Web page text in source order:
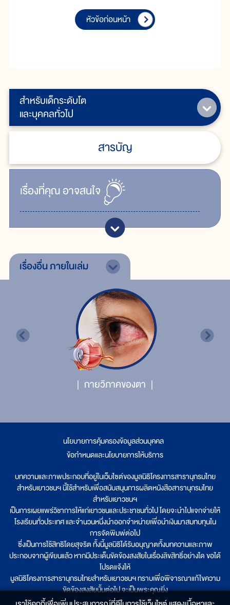
สำหรับเด็กระดับโต
และบุคคลทั่วไป
สารบัญ
เรื่ิองที่คุณอาจสนใจ
หัวข้อก่อนหน้า
เรื่องอื่นภายในเล่ม
กายวิภาคของตา
นโยบายการคุ้มครองข้อมูลส่วนบุคคล
ข้อกำหนดและนโยบายการให้บริการ
บทความและภาพประกอบที่อยู่ในเว็บไซต์ของมูลนิธิโครงการสารานุกรมไทย
สำหรับเยาวชนฯ นี้ใช้สำหรับเพื่อสนับสนุนการผลิตหนังสือสารานุกรมไทย
สำหรับเยาวชนฯ
เป็นการเผยแพร่วิชาการให้แก่เยาวชนและประชาชนทั่วไป โดยจะนำไปแจกจ่ายให้
โรงเรียนทั่วประเทศ และจำนวนหนึ่งนำออกจำหน่ายเพื่อนำเงินมาสมทบทุนใน
การจัดพิมพ์ต่อไป
ซึ่งเป็นการใช้สิทธิโดยสุจริต ทั้งนี้มูลนิธิได้รับอนุญาตทั้งบทความและภาพ
ประกอบจากผู้เขียนแล้ว หากมีประเด็นขัดข้องสงสัยในเรื่องลิขสิทธิ์อย่างใด ขอได้
โปรดแจ้งให้
มูลนิธิโครงการสารานุกรมไทยสำหรับเยาวชนฯ ทราบเพื่อพิจารณาแก้ไขความ
ขัดข้องสงสัยนั้นต่อไป จะเป็นพระคุณยิ่ง